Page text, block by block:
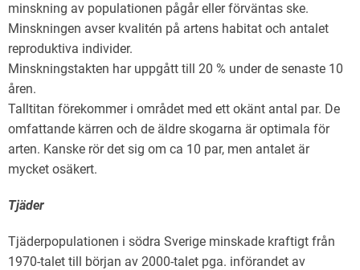
minskning av populationen pågår eller förväntas ske.
Minskningen avser kvalitén på artens habitat och antalet
reproduktiva individer.
Minskningstakten har uppgått till 20 % under de senaste 10
åren.
Talltitan förekommer i området med ett okänt antal par. De
omfattande kärren och de äldre skogarna är optimala för
arten. Kanske rör det sig om ca 10 par, men antalet är
mycket osäkert.
Tjäder
Tjäderpopulationen i södra Sverige minskade kraftigt från
1970-talet till början av 2000-talet pga. införandet av